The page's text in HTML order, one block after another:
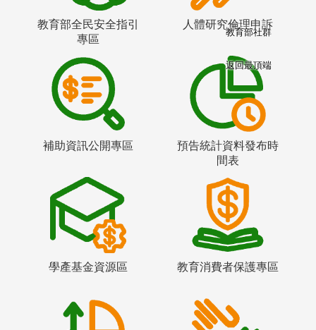
教育部全民安全指引
專區
人體研究倫理申訴
補助資訊公開專區
預告統計資料發布時
間表
學產基金資源區 教育消費者保護專區
教育部社群
返回最頂端